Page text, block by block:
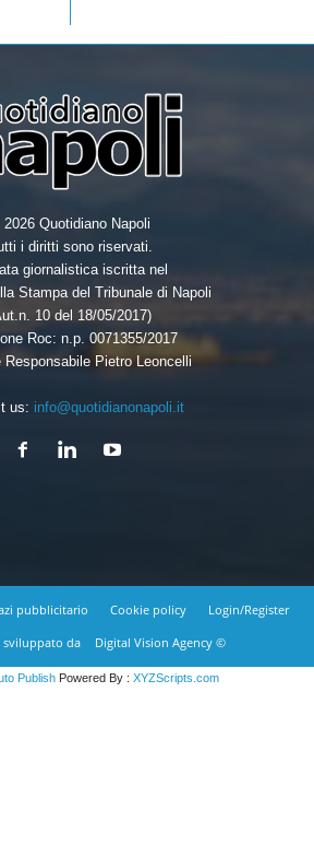
Quotidiano Napoli
i diritti sono riservati.
giornalistica iscritta nel
Stampa del Tribunale di Napoli
10 del 18/05/2017)
Roc: n.p. 0071355/2017
Responsabile Pietro Leoncelli
us: info@quotidianonapoli.it
pubblicitario Cookie policy
Login/Register
sviluppato da
Digital Vision Agency ©
PublishPowered By : XYZScripts.com